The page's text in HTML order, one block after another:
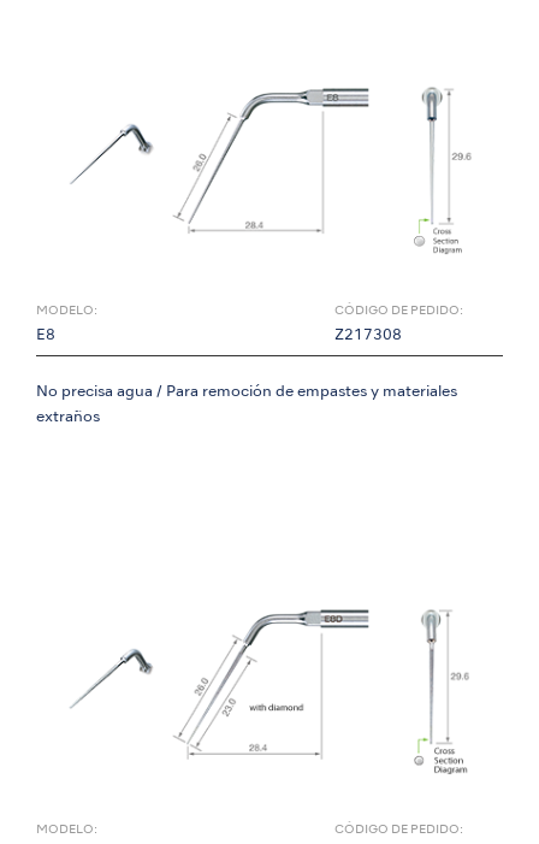
MODELO:
E8
CÓDIGO DE PEDIDO:
Z217308
No precisa agua / Para remoción de empastes y materiales
extraños
MODELO: CÓDIGO DE PEDIDO: